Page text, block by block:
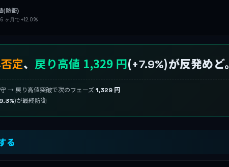
(防衛)
ヶ月で +12.0%
定、 戻り高値 1,329 円(+7.9%)が反発めど。
→ 戻り高値突破で次のフェーズ1,329 円
)が最終防衛
る